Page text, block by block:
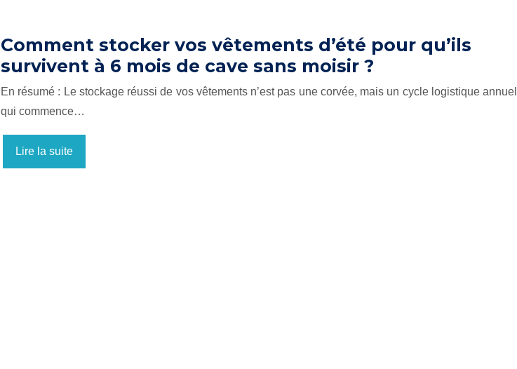
Comment stocker vos vêtements d’été pour qu’ils
survivent à 6 mois de cave sans moisir ?
En résumé : Le stockage réussi de vos vêtements n’est pas une corvée, mais un cycle logistique annuel
qui commence…
Lire la suite